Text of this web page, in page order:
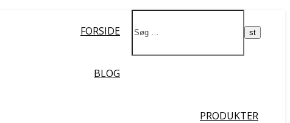
FORSIDE
BLOG
PRODUKTER